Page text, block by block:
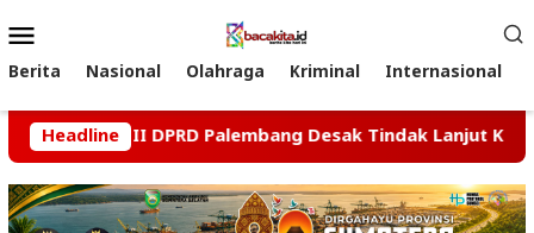
ke
kontenMobile
Berita Nasional Olahraga Kriminal Internasional
Headline
II DPRD Palembang Desak Tindak Lanjut Kasus Dugaan